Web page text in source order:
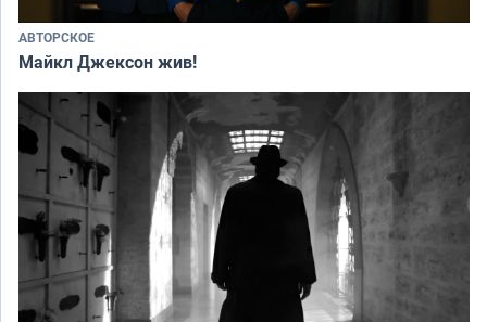
АВТОРСКОЕ
Майкл Джексон жив!